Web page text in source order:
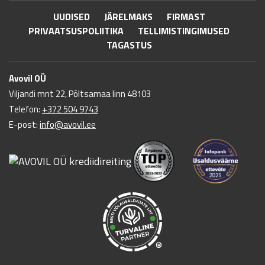
UUDISED JÄRELMAKS
FIRMAST
PRIVAATSUSPOLIITIKA
TELLIMISTINGIMUSED
TAGASTUS
Avovil OÜ
Viljandi mnt 22, Põltsamaa linn 48103
Telefon: +372 504 9743
E-post:info@avovil.ee
®